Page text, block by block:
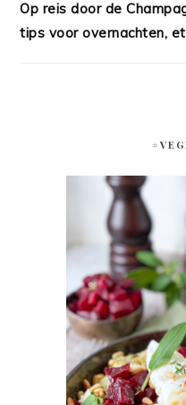
Op reis door de
tips voor overnachten,